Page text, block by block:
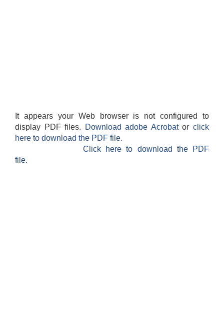
It appears your Web browser is not configured to
display PDF files.
Download adobe Acrobatorclick
here to download the PDF file.
Click here to download the PDF
file.